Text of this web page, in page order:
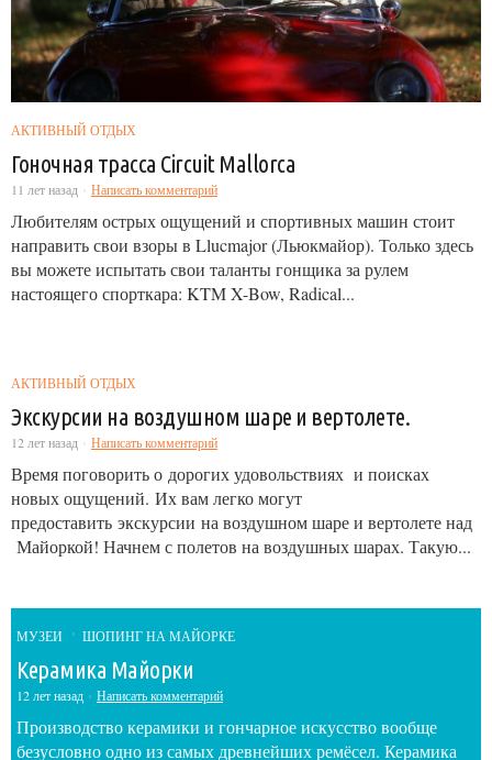
АКТИВНЫЙ ОТДЫХ
Гоночная трасса Circuit Mallorca
11 лет назад Написать комментарий
Любителям острых ощущений и спортивных машин стоит
направить свои взоры в Llucmajor (Льюкмайор). Только здесь
вы можете испытать свои таланты гонщика за рулем
настоящего спорткара: KTM X-Bow, Radical...
АКТИВНЫЙ ОТДЫХ
Экскурсии на воздушном шаре и вертолете.
12 лет назад Написать комментарий
Время поговорить о дорогих удовольствиях и поисках
новых ощущений. Их вам легко могут
предоставить экскурсии на воздушном шаре и вертолете над
Майоркой! Начнем с полетов на воздушных шарах. Такую...
МУЗЕИ ШОПИНГ НА МАЙОРКЕ
Керамика Майорки
12 лет назад Написать комментарий
Производство керамики и гончарное искусство вообще
безусловно одно из самых древнейших ремёсел. Керамика